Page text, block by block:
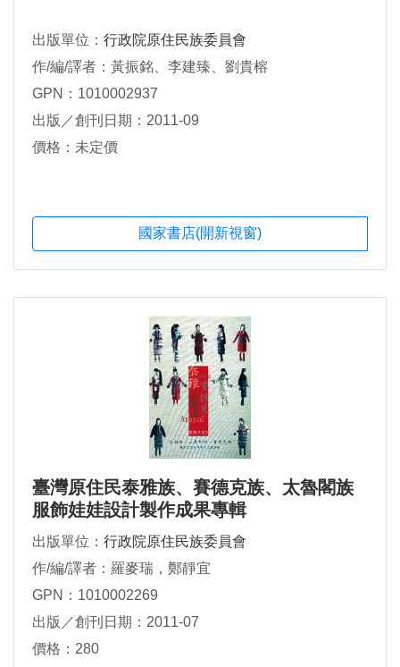
出版單位： 行政院原住民族委員會
作/編/譯者：黃振銘、李建臻、劉貴榕
GPN：1010002937
出版／創刊日期：2011-09
價格：未定價
國家書店(開新視窗)
臺灣原住民泰雅族、賽德克族、太魯閣族
服飾娃娃設計製作成果專輯
出版單位： 行政院原住民族委員會
作/編/譯者：羅麥瑞，鄭靜宜
GPN：1010002269
出版／創刊日期：2011-07
價格：280